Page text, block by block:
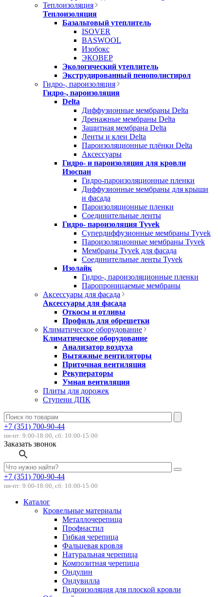
Теплоизоляция
Теплоизоляция
Базальтовый утеплитель
ISOVER
BASWOOL
Изобокс
ЭКОВЕР
Экологический утеплитель
Экструдированный пенополистирол
Гидро-, пароизоляция
Гидро-, пароизоляция
Delta
Диффузионные мембраны Delta
Дренажные мембраны Delta
Защитная мембрана Delta
Ленты и клеи Delta
Пароизоляционные плёнки Delta
Аксессуары
Гидро- и пароизоляция для кровли
Изоспан
Гидро-пароизоляционные пленки
Диффузионные мембраны для крыши
и фасада
Пароизоляционные пленки
Соединительные ленты
Гидро- пароизоляция Tyvek
Супердиффузионные мембраны Tyvek
Пароизоляционные мембраны Tyvek
Мембраны Tyvek для фасада
Соединительные ленты Tyvek
Изолайк
Гидро-, пароизоляционные пленки
Паропроницаемые мембраны
Аксессуары для фасада
Аксессуары для фасада
Откосы и отливы
Профиль для обрешетки
Климатическое оборудование
Климатическое оборудование
Анализатор воздуха
Вытяжные вентиляторы
Приточная вентиляция
Рекуператоры
Умная вентиляция
Плиты для дорожек
Ступени ДПК
+7 (351) 700-90-44
пн-пт: 9:00-18:00, сб: 10:00-15:00
Заказать звонок
+7 (351) 700-90-44
пн-пт: 9:00-18:00, сб: 10:00-15:00
Каталог
Кровельные материалы
Металлочерепица
Профнастил
Гибкая черепица
Фальцевая кровля
Натуральная черепица
Композитная черепица
Ондулин
Ондувилла
Гидроизоляция для плоской кровли